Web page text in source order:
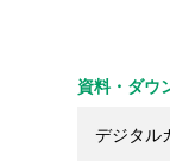
資料・ダウ
デジタル